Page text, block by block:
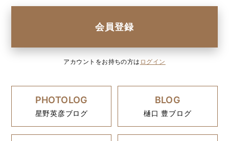
会員登録
アカウントをお持ちの方は ログイン
PHOTOLOG
星野英彦ブログ
BLOG
樋口 豊ブログ